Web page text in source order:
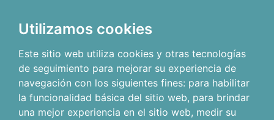
Utilizamos cookies
Este sitio web utiliza cookies y otras tecnologías
de seguimiento para mejorar su experiencia de
navegación con los siguientes fines: para habilitar
la funcionalidad básica del sitio web, para brindar
una mejor experiencia en el sitio web, medir su